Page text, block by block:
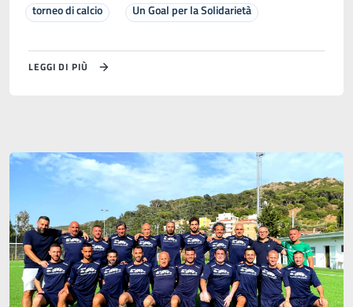
torneo di calcio
Un Goal per la Solidarietà
LEGGI DI PIÙ